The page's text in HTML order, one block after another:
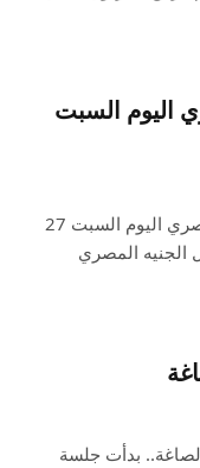
اليوم السبت
الأخضر الآن: سعر الدولار مقابل الجنيه المصري اليوم السبت 27
الجنيه المصري
بدأت جلسة